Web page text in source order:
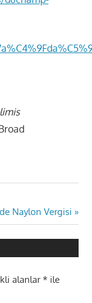
Naylon Vergisi
alanlar*ile